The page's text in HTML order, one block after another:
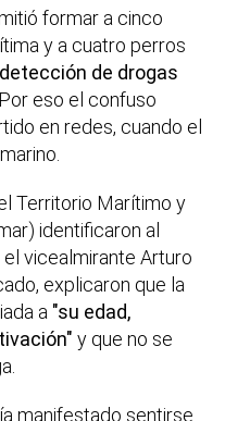
formar a cinco
y a cuatro perros
de drogas
. Por eso el confuso
en redes, cuando el
Territorio Marítimo y
identificaron al
vicealmirante Arturo
explicaron que la
a "su edad,
y que no se
manifestado sentirse